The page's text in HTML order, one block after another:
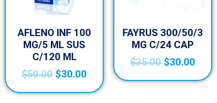
AFLENO INF 100
MG/5 ML SUS
C/120 ML
$50.00 $30.00
FAYRUS 300/50/3
MG C/24 CAP
$35.00 $30.00